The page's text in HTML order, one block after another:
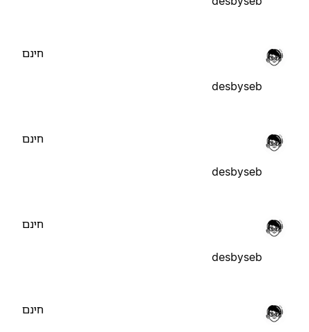
desbyseb
חינם
desbyseb
חינם
desbyseb
חינם
חינם